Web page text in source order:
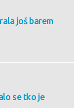
još barem
se tko je